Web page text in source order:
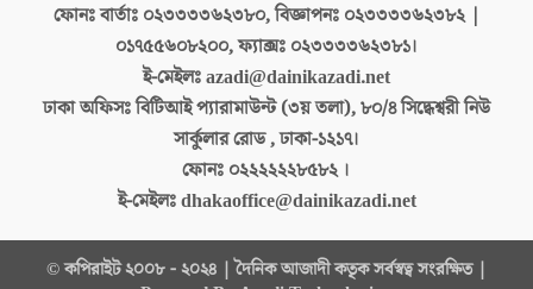
ফোনঃ বার্তাঃ ০২৩৩৩৩৬২৩৮০, বিজ্ঞাপনঃ ০২৩৩৩৩৬২৩৮২ |
০১৭৫৫৬০৮২০০, ফ্যাক্সঃ ০২৩৩৩৩৬২৩৮১।
ই-মেইলঃazadi@dainikazadi.net
ঢাকা অফিসঃবিটিআই প্যারামাউন্ট (৩য় তলা), ৮০/৪ সিদ্ধেশ্বরী নিউ
সার্কুলার রোড , ঢাকা-১২১৭।
ফোনঃ ০২২২২২২৮৫৮২ ।
ই-মেইলঃdhakaoffice@dainikazadi.net
© কপিরাইট ২০০৮ - ২০২৪ | দৈনিক আজাদী কতৃক সর্বস্বত্ব সংরক্ষিত |